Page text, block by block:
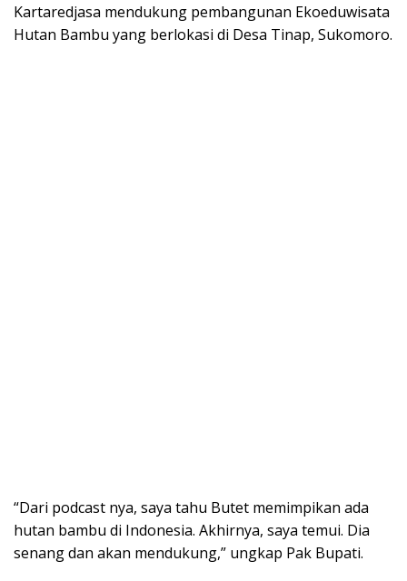
Kartaredjasa mendukung pembangunan Ekoeduwisata
Hutan Bambu yang berlokasi di Desa Tinap, Sukomoro.
“Dari podcast nya, saya tahu Butet memimpikan ada
hutan bambu di Indonesia. Akhirnya, saya temui. Dia
senang dan akan mendukung,” ungkap Pak Bupati.